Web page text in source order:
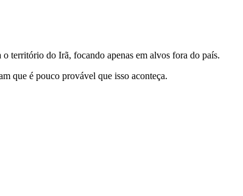
território do Irã, focando apenas em alvos fora do país.
que é pouco provável que isso aconteça.